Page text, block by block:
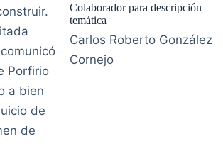
Porfirio
a bien
de
de
Colaborador para descripción
temática
Carlos Roberto González
Cornejo